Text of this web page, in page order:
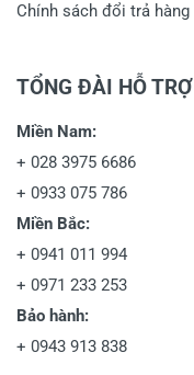
Chính sách đổi trả hàng
TỔNG ĐÀI HỖ TRỢ
Miền Nam:
+ 028 3975 6686
+ 0933 075 786
Miền Bắc:
+ 0941 011 994
+ 0971 233 253
Bảo hành:
+ 0943 913 838